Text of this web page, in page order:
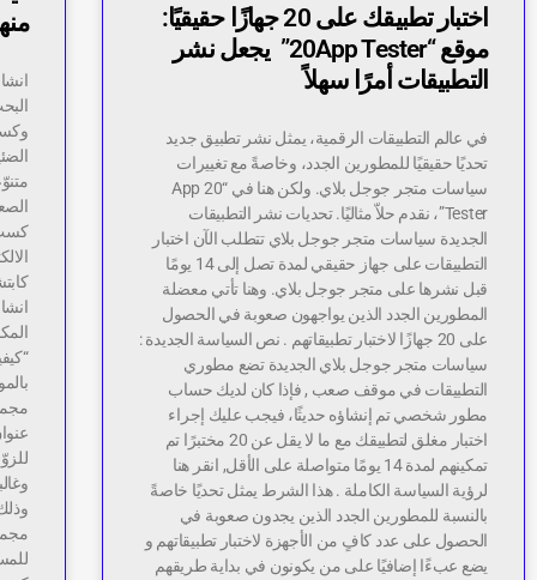
اختبار تطبيقك على 20 جهازًا حقيقيًا:
موقع “20App Tester” يجعل نشر
التطبيقات أمرًا سهلاً
في عالم التطبيقات الرقمية، يمثل نشر تطبيق جديد
تحديًا حقيقيًا للمطورين الجدد، وخاصةً مع تغييرات
سياسات متجر جوجل بلاي. ولكن هنا في “20 App
Tester”، نقدم حلاّ مثاليًا. تحديات نشر التطبيقات
الجديدة سياسات متجر جوجل بلاي تتطلب الآن اختبار
التطبيقات على جهاز حقيقي لمدة تصل إلى 14 يومًا
قبل نشرها على متجر جوجل بلاي. وهنا تأتي معضلة
المطورين الجدد الذين يواجهون صعوبة في الحصول
على 20 جهازًا لاختبار تطبيقاتهم . نص السياسة الجديدة :
سياسات متجر جوجل بلاي الجديدة تضع مطوري
التطبيقات في موقف صعب , فإذا كان لديك حساب
مطور شخصي تم إنشاؤه حديثًا، فيجب عليك إجراء
اختبار مغلق لتطبيقك مع ما لا يقل عن 20 مختبرًا تم
تمكينهم لمدة 14 يومًا متواصلة على الأقل, انقر هنا
لرؤية السياسة الكاملة . هذا الشرط يمثل تحديًا خاصةً
بالنسبة للمطورين الجدد الذين يجدون صعوبة في
الحصول على عدد كافٍ من الأجهزة لاختبار تطبيقاتهم و
يضع عبءًا إضافيًا على من يكونون في بداية طريقهم